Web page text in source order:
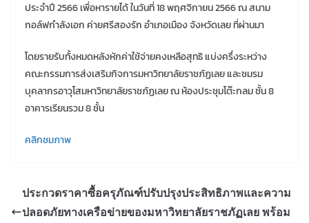
ประจำปี 2566 เพื่อหารายได้ ในวันที่ 18 พฤศจิกายน 2566 ณ สนาม
กอล์ฟกำลังเอก ค่ายศรีสองรัก อำเภอเมือง จังหวัดเลย ที่ผ่านมา
โดยรายรับทั้งหมดหลังหักค่าใช้จ่ายคงเหลือสุทธิ แบ่งครึ่งระหว่าง
คณะกรรมการส่งเสริมกิจการมหาวิทยาลัยราชภัฏเลย และชมรม
บุคลากรอาวุโสมหาวิทยาลัยราชภัฏเลย ณ ห้องประชุมโต๊ะกลม ชั้น 8
อาคารเรียนรวม 8 ชั้น
คลิกชมภาพ
ประกวดราคาซื้อครุภัณฑ์ปรับปรุงประสิทธิภาพและความ
ปลอดภัยทางเครือข่ายของมหาวิทยาลัยราชภัฏเลย พร้อม